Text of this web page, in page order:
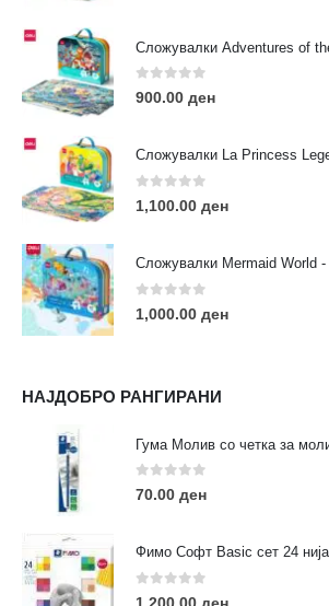
Сложувалки Adventures of
0out of 5
900.00 ден
Сложувалки La Princess
0 out of 5
1,100.00 ден
Сложувалки Mermaid World -
0 out of 5
1,000.00 ден
НАЈДОБРО РАНГИРАНИ
Гума Молив со четка за
0out of 5
70.00 ден
Фимо Софт Basic сет 24
0 out of 5
contact@moehobi.mk
РАБОТНО ВРЕМЕ:
Пон - Саб / 09:00 - 21:00
ЛИНКОВИ
Услови за користење
Големопродажба
Кариера
За нас
Нашите локации
ПОПУЛАРНИ ТАГОВИ
eurodanvest FIMO Креативни Сетови
markers
rapitografi sketch staedtler